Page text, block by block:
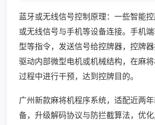
蓝牙或无线信号控制原理：一些智能
或无线信号与手机等设备连接。手机
型等指令，发送信号给控牌器，控牌
驱动内部微型电机或机械结构，在麻
过程中进行干预，达到控牌目的。
广州新款麻将机程序系统，适配近两
备，升级解码协议与防拦截算法，优